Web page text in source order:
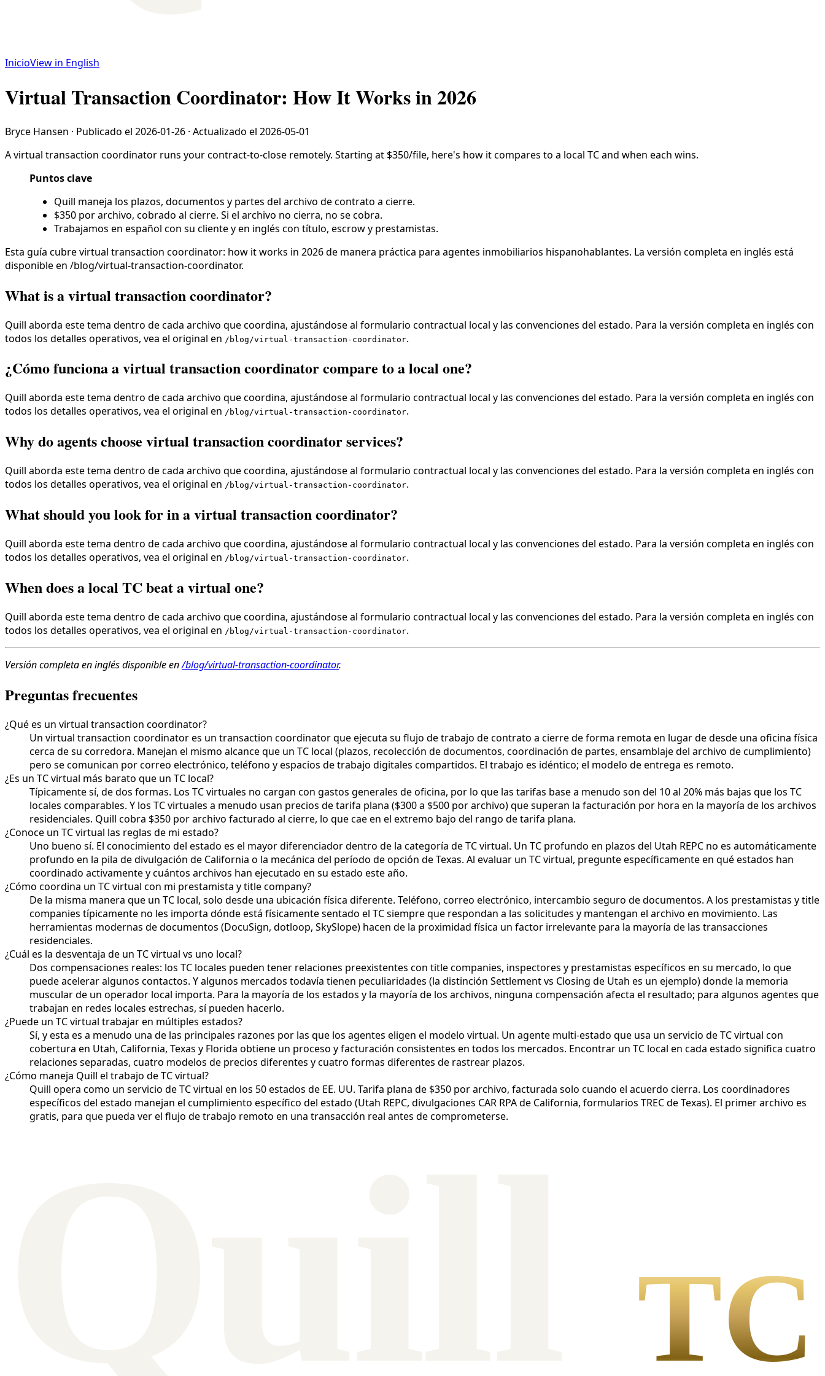
InicioView in English
Virtual Transaction Coordinator: How It Works in 2026
Bryce Hansen · Publicado el 2026-01-26 · Actualizado el 2026-05-01
A virtual transaction coordinator runs your contract-to-close remotely. Starting at $350/file, here's how it compares to a local TC and when each wins.
Puntos clave
Quill maneja los plazos, documentos y partes del archivo de contrato a cierre.
$350 por archivo, cobrado al cierre. Si el archivo no cierra, no se cobra.
Trabajamos en español con su cliente y en inglés con título, escrow y prestamistas.
Esta guía cubre virtual transaction coordinator: how it works in 2026 de manera práctica para agentes inmobiliarios hispanohablantes. La versión completa en inglés está
disponible en /blog/virtual-transaction-coordinator.
What is a virtual transaction coordinator?
Quill aborda este tema dentro de cada archivo que coordina, ajustándose al formulario contractual local y las convenciones del estado. Para la versión completa en inglés con
todos los detalles operativos, vea el original en /blog/virtual-transaction-coordinator.
¿Cómo funciona a virtual transaction coordinator compare to a local one?
Quill aborda este tema dentro de cada archivo que coordina, ajustándose al formulario contractual local y las convenciones del estado. Para la versión completa en inglés con
todos los detalles operativos, vea el original en /blog/virtual-transaction-coordinator.
Why do agents choose virtual transaction coordinator services?
Quill aborda este tema dentro de cada archivo que coordina, ajustándose al formulario contractual local y las convenciones del estado. Para la versión completa en inglés con
todos los detalles operativos, vea el original en /blog/virtual-transaction-coordinator.
What should you look for in a virtual transaction coordinator?
Quill aborda este tema dentro de cada archivo que coordina, ajustándose al formulario contractual local y las convenciones del estado. Para la versión completa en inglés con
todos los detalles operativos, vea el original en /blog/virtual-transaction-coordinator.
When does a local TC beat a virtual one?
Quill aborda este tema dentro de cada archivo que coordina, ajustándose al formulario contractual local y las convenciones del estado. Para la versión completa en inglés con
todos los detalles operativos, vea el original en /blog/virtual-transaction-coordinator.
Versión completa en inglés disponible en/blog/virtual-transaction-coordinator.
Preguntas frecuentes
¿Qué es un virtual transaction coordinator?
Un virtual transaction coordinator es un transaction coordinator que ejecuta su flujo de trabajo de contrato a cierre de forma remota en lugar de desde una oficina física
cerca de su corredora. Manejan el mismo alcance que un TC local (plazos, recolección de documentos, coordinación de partes, ensamblaje del archivo de cumplimiento)
pero se comunican por correo electrónico, teléfono y espacios de trabajo digitales compartidos. El trabajo es idéntico; el modelo de entrega es remoto.
¿Es un TC virtual más barato que un TC local?
Típicamente sí, de dos formas. Los TC virtuales no cargan con gastos generales de oficina, por lo que las tarifas base a menudo son del 10 al 20% más bajas que los TC
locales comparables. Y los TC virtuales a menudo usan precios de tarifa plana ($300 a $500 por archivo) que superan la facturación por hora en la mayoría de los archivos
residenciales. Quill cobra $350 por archivo facturado al cierre, lo que cae en el extremo bajo del rango de tarifa plana.
¿Conoce un TC virtual las reglas de mi estado?
Uno bueno sí. El conocimiento del estado es el mayor diferenciador dentro de la categoría de TC virtual. Un TC profundo en plazos del Utah REPC no es automáticamente
profundo en la pila de divulgación de California o la mecánica del período de opción de Texas. Al evaluar un TC virtual, pregunte específicamente en qué estados han
coordinado activamente y cuántos archivos han ejecutado en su estado este año.
¿Cómo coordina un TC virtual con mi prestamista y title company?
De la misma manera que un TC local, solo desde una ubicación física diferente. Teléfono, correo electrónico, intercambio seguro de documentos. A los prestamistas y title
companies típicamente no les importa dónde está físicamente sentado el TC siempre que respondan a las solicitudes y mantengan el archivo en movimiento. Las
herramientas modernas de documentos (DocuSign, dotloop, SkySlope) hacen de la proximidad física un factor irrelevante para la mayoría de las transacciones
residenciales.
¿Cuál es la desventaja de un TC virtual vs uno local?
Dos compensaciones reales: los TC locales pueden tener relaciones preexistentes con title companies, inspectores y prestamistas específicos en su mercado, lo que
puede acelerar algunos contactos. Y algunos mercados todavía tienen peculiaridades (la distinción Settlement vs Closing de Utah es un ejemplo) donde la memoria
muscular de un operador local importa. Para la mayoría de los estados y la mayoría de los archivos, ninguna compensación afecta el resultado; para algunos agentes que
trabajan en redes locales estrechas, sí pueden hacerlo.
¿Puede un TC virtual trabajar en múltiples estados?
Sí, y esta es a menudo una de las principales razones por las que los agentes eligen el modelo virtual. Un agente multi-estado que usa un servicio de TC virtual con
cobertura en Utah, California, Texas y Florida obtiene un proceso y facturación consistentes en todos los mercados. Encontrar un TC local en cada estado significa cuatro
relaciones separadas, cuatro modelos de precios diferentes y cuatro formas diferentes de rastrear plazos.
¿Cómo maneja Quill el trabajo de TC virtual?
Quill opera como un servicio de TC virtual en los 50 estados de EE. UU. Tarifa plana de $350 por archivo, facturada solo cuando el acuerdo cierra. Los coordinadores
específicos del estado manejan el cumplimiento específico del estado (Utah REPC, divulgaciones CAR RPA de California, formularios TREC de Texas). El primer archivo es
gratis, para que pueda ver el flujo de trabajo remoto en una transacción real antes de comprometerse.
TC